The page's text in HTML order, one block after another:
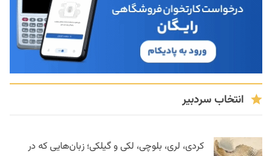
انتخاب سردبیر
کردی، لری، بلوچی، لکی و گیلکی؛ زبان‌هایی که در